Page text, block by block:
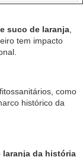
suco de laranja
tem impacto
como
histórico da
laranja da história